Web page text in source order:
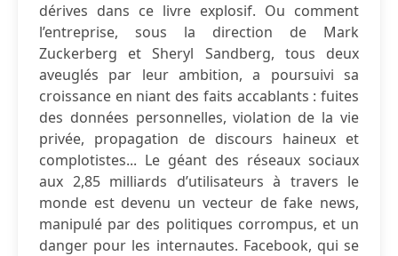
dérives dans ce livre explosif. Ou comment
l’entreprise, sous la direction de Mark
Zuckerberg et Sheryl Sandberg, tous deux
aveuglés par leur ambition, a poursuivi sa
croissance en niant des faits accablants : fuites
des données personnelles, violation de la vie
privée, propagation de discours haineux et
complotistes... Le géant des réseaux sociaux
aux 2,85 milliards d’utilisateurs à travers le
monde est devenu un vecteur de fake news,
manipulé par des politiques corrompus, et un
danger pour les internautes. Facebook, qui se